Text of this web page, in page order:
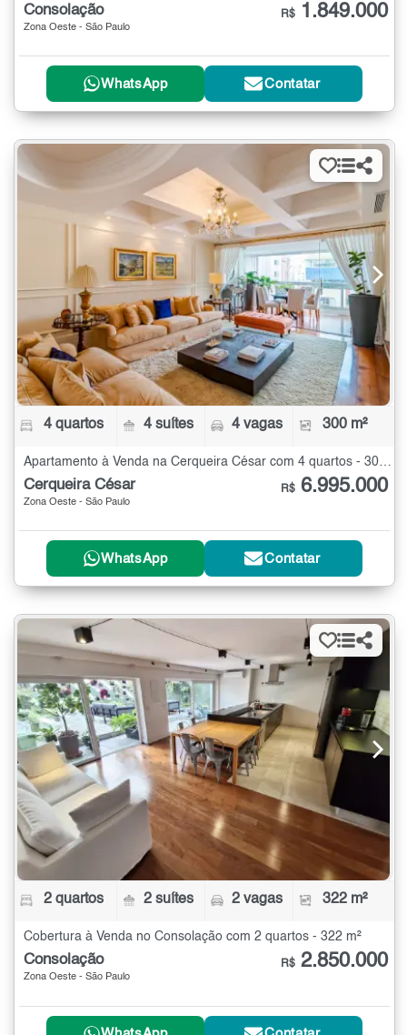
Consolação
Zona Oeste - São Paulo
R$ 1.849.000
WhatsApp Contatar
4 quartos 4 suítes 4 vagas 300 m²
Apartamento à Venda na Cerqueira César com 4 quartos - 300 m²
Cerqueira César
Zona Oeste - São Paulo
R$ 6.995.000
WhatsApp Contatar
2 quartos 2 suítes 2 vagas 322 m²
Cobertura à Venda no Consolação com 2 quartos - 322 m²
Consolação
Zona Oeste - São Paulo
R$ 2.850.000